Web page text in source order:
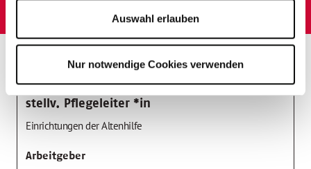
Auswahl erlauben
Nur notwendige Cookies verwenden
Stelleninfos Einsatzort
stellv. Pflegeleiter *in
Einrichtungen der Altenhilfe
Arbeitgeber